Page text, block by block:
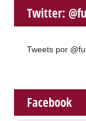
Twitter:
Tweets por
Facebook